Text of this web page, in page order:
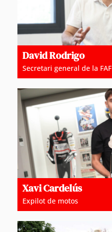
David Rodrigo
Secretari general de la FAF
Xavi Cardelús
Expilot de motos